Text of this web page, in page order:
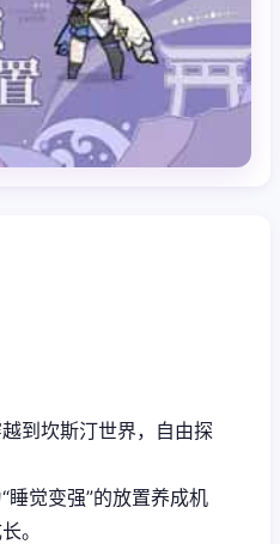
到坎斯汀世界，自由探
睡觉变强”的放置养成机
。